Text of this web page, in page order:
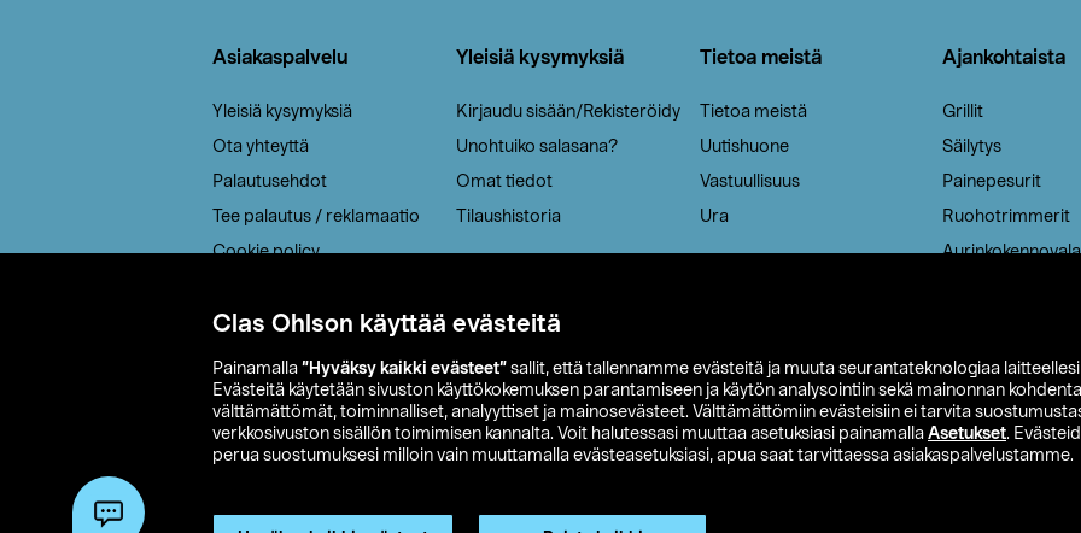
Clas Ohlson käyttää evästeitä
Painamalla ”Hyväksy kaikki evästeet” sallit, että tallennamme evästeitä ja muuta seurantateknologiaa laitteellesi
Evästeitä käytetään sivuston käyttökokemuksen parantamiseen ja käytön analysointiin sekä mainonnan
välttämättömät, toiminnalliset, analyyttiset ja mainosevästeet. Välttämättömiin evästeisiin ei tarvita
verkkosivuston sisällön toimimisen kannalta. Voit halutessasi muuttaa asetuksiasi painamalla Asetukset.
perua suostumuksesi milloin vain muuttamalla evästeasetuksiasi, apua saat tarvittaessa asiakaspalvelustamme.
Asiakaspalvelu
Yleisiä kysymyksiä
Ota yhteyttä
Palautusehdot
Tee palautus / reklamaatio
Cookie policy
Saavutettavuus
Yleisiä kysymyksiä
Kirjaudu sisään/Rekisteröidy
Unohtuiko salasana?
Omat tiedot
Tilaushistoria
Tietoa meistä
Tietoa meistä
Uutishuone
Vastuullisuus
Ura
Ajankohtaista
Grillit
Säilytys
Painepesurit
Ruohotrimmerit